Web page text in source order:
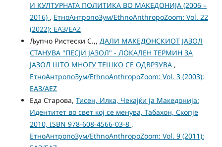
И КУЛТУРНАТА ПОЛИТИКА ВО МАКЕДОНИЈА (2006 –
2016) , ЕтноАнтропоЗум/EthnoAnthropoZoom: Vol. 22
(2022): ЕАЗ/EAZ
Љупчо Ристески С.,, ДАЛИ МАКЕДОНСКИОТ ЈАЗОЛ
СТАНУВА "ПЕСЈИ ЈАЗОЛ" - ЛОКАЛЕН ТЕРМИН ЗА
ЈАЗОЛ ШТО МНОГУ ТЕШКО СЕ ОДВРЗУВА ,
ЕтноАнтропоЗум/EthnoAnthropoZoom: Vol. 3 (2003):
ЕАЗ/AEZ
Еда Старова, Тисен, Илка, Чекајќи ја Македонија:
Идентитет во свет кој се менува, Табахон, Скопје
2010, ISBN 978-608-4566-03-8 ,
ЕтноАнтропоЗум/EthnoAnthropoZoom: Vol. 9 (2011):